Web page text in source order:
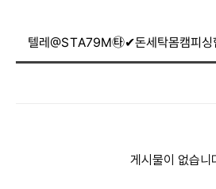
게시물이 없습니